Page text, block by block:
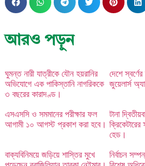
আরও পড়ুন
ঘুমন্ত নারী যাত্রীকে যৌন হয়রানির
অভিযোগে এক পাকিস্তানি নাগরিককে
৩ বছরের কারাদণ্ড।
দেশে
জুয়েলার্স
এসএসসি ও সমমানের পরীক্ষার ফল
আগামী ১০ আগস্ট প্রকাশ করা হবে।
টানা
হেড।
বাক্যবিনিময়ে জড়িয়ে শাস্তির মুখে
নির্বাচন